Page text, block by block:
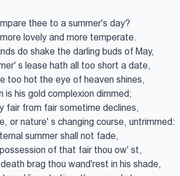
thee to a summer's day?
lovely and more temperate.
do shake the darling buds of May,
s lease hath all too short a date,
too hot the eye of heaven shines,
is his gold complexion dimmed;
fair from fair sometime declines,
or nature' s changing course, untrimmed:
summer shall not fade,
of that fair thou ow' st,
brag thou wand'rest in his shade,